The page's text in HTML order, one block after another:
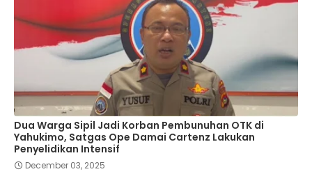
Dua Warga Sipil Jadi Korban Pembunuhan OTK di
Yahukimo, Satgas Ope Damai Cartenz Lakukan
Penyelidikan Intensif
December 03, 2025